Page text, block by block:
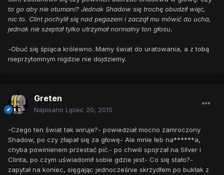
to go aby nie otumani? Jednak Shadow się trochę obudził więc,
nic to. Clint pochylił się nad pegazem i zaczął mu mówić do ucha,
jednak nie szeptał tylko utrzymał normalny ton głosu.
-Obuć się śpiąca królewno. Mamy świat do uratowania, a z tobą
nieprzytomnym nigdzie nie dojdziemy.
Greten
Napisano Lipiec 20, 2015
-Czego ten świat tak wiruje?- powiedział mocno zamroczony
Shadow, po czy złapał się za głowę- Ale mnie łeb na******a,
chyba powinienem przestać pić.- po chwili spojrzał na Silver i
Clinta, po czym uświadomił sobie gdzie jest- Co się stało?-
zapytał na koniec, sięgając jednocześnie skrzydłem po bukłak z